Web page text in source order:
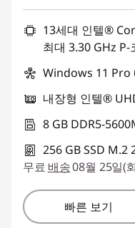
13세대 인텔®
최대 3.30 GHz
Windows 11 Pro
내장형 인텔®
8 GB DDR5-
256 GB SSD M.2
무료 배송08월 25일(
빠른 보기